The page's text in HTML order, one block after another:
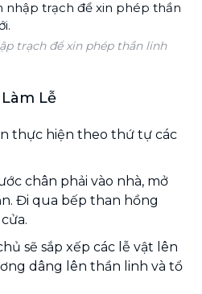
trạch để xin phép thần linh
Lễ
thực hiện theo thứ tự các
chân phải vào nhà, mở
Đi qua bếp than hồng
sẽ sắp xếp các lễ vật lên
dâng lên thần linh và tổ